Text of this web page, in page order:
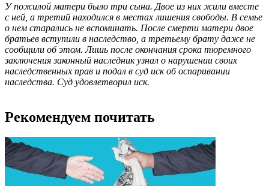
У пожилой матери было три сына. Двое из них жили вместе
с ней, а третий находился в местах лишения свободы. В семье
о нем старались не вспоминать. После смерти матери двое
братьев вступили в наследство, а третьему брату даже не
сообщили об этом. Лишь после окончания срока тюремного
заключения законный наследник узнал о нарушении своих
наследственных прав и подал в суд иск об оспаривании
наследства. Суд удовлетворил иск.
Рекомендуем почитать